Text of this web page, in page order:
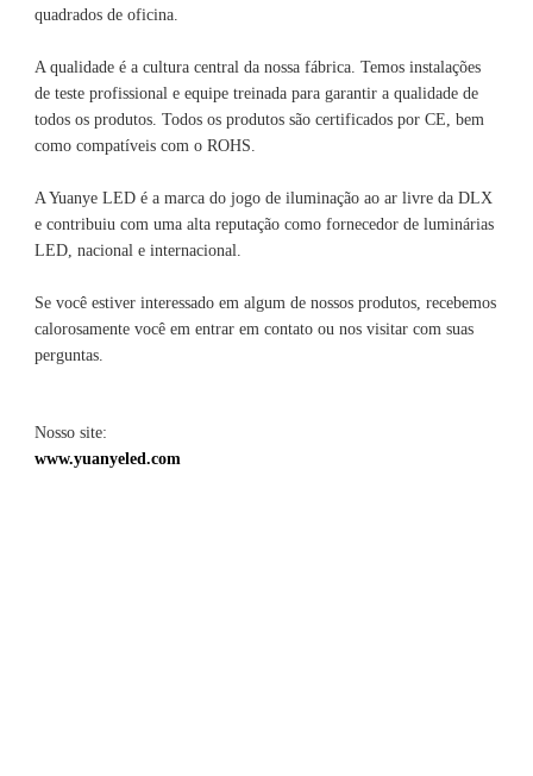
A qualidade é a cultura central da nossa fábrica. Temos instalações
de teste profissional e equipe treinada para garantir a qualidade de
todos os produtos. Todos os produtos são certificados por CE, bem
A Yuanye LED é a marca do jogo de iluminação ao ar livre da DLX
e contribuiu com uma alta reputação como fornecedor de luminárias
Se você estiver interessado em algum de nossos produtos, recebemos
calorosamente você em entrar em contato ou nos visitar com suas
Nosso site: